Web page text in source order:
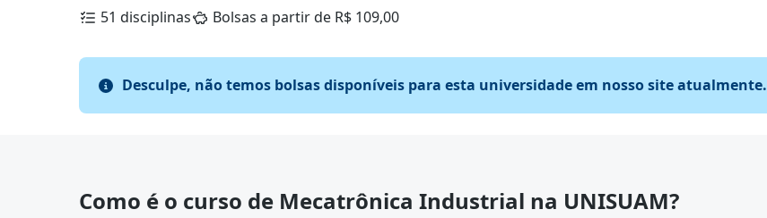
51 disciplinas Bolsas a partir de R$ 109,00
Desculpe, não temos bolsas disponíveis para esta universidade em nosso site atualmente.
Como é o curso de Mecatrônica Industrial na UNISUAM?